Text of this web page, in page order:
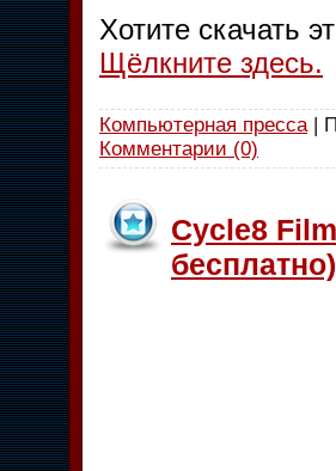
Хотите скачать
Щёлкните здесь.
Компьютерная пресса |
Комментарии (0)
Cycle8
бесплатно)